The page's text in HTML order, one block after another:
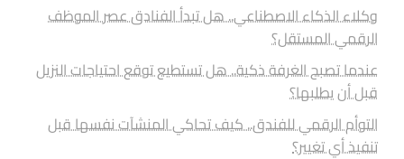
وكلاء الذكاء الاصطناعي.. هل تبدأ الفنادق عصر الموظف
الرقمي المستقل؟
عندما تصبح الغرفة ذكية.. هل تستطيع توقع احتياجات النزيل
قبل أن يطلبها؟
التوأم الرقمي للفندق.. كيف تحاكي المنشآت نفسها قبل
تنفيذ أي تغيير؟